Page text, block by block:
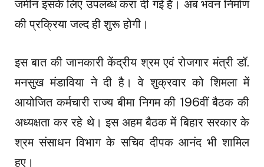
जमीन इसके लिए उपलब्ध करा दी गई है। अब भवन निर्माण
की प्रक्रिया जल्द ही शुरू होगी।
इस बात की जानकारी केंद्रीय श्रम एवं रोजगार मंत्री डॉ.
मनसुख मंडाविया ने दी है। वे शुक्रवार को शिमला में
आयोजित कर्मचारी राज्य बीमा निगम की 196वीं बैठक की
अध्यक्षता कर रहे थे। इस अहम बैठक में बिहार सरकार के
श्रम संसाधन विभाग के सचिव दीपक आनंद भी शामिल
हुए।